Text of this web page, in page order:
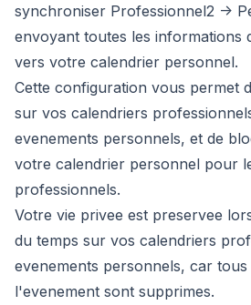
synchroniser Professionnel2 ->
envoyant toutes les informations
vers votre calendrier personnel.
Cette configuration vous permet
sur vos calendriers
evenements personnels, et de
votre calendrier personnel pour
professionnels.
Votre vie privee est preservee
du temps sur vos calendriers
evenements personnels, car tous
l'evenement sont supprimes.